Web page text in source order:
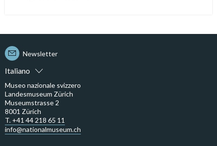
Italiano
Newsletter
Museo nazionale svizzero
Landesmuseum Zürich
Museumstrasse 2
8001 Zürich
T. +41 44 218 65 11
info@nationalmuseum.ch